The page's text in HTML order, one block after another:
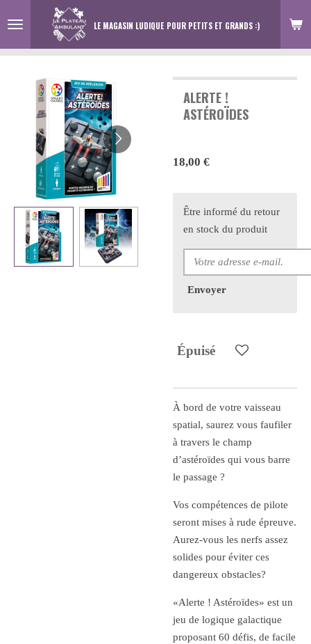
au
contenu
LE MAGASIN LUDIQUE POUR PETITS ET GRANDS :)
ALERTE !
ASTÉROÏDES
18,00 €
Être informé du retour
en stock du produit
Envoyer
Épuisé
À bord de votre vaisseau
spatial, saurez vous faufiler
à travers le champ
d’astéroïdes qui vous barre
le passage ?
Vos compétences de pilote
seront mises à rude épreuve.
Aurez-vous les nerfs assez
solides pour éviter ces
dangereux obstacles?
«Alerte ! Astéroïdes» est un
jeu de logique galactique
proposant 60 défis, de facile